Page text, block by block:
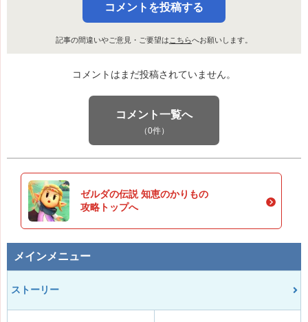
コメントを投稿する
記事の間違いやご意見・ご要望は こちらへお願いします。
コメントはまだ投稿されていません。
コメント一覧へ
（0件）
ゼルダの伝説 知恵のかりもの
攻略トップへ
メインメニュー
ストーリー